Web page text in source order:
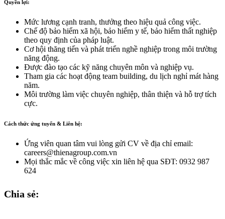
Quyền lợi:
Mức lương cạnh tranh, thưởng theo hiệu quả công việc.
Chế độ bảo hiểm xã hội, bảo hiểm y tế, bảo hiểm thất nghiệp
theo quy định của pháp luật.
Cơ hội thăng tiến và phát triển nghề nghiệp trong môi trường
năng động.
Được đào tạo các kỹ năng chuyên môn và nghiệp vụ.
Tham gia các hoạt động team building, du lịch nghỉ mát hàng
năm.
Môi trường làm việc chuyên nghiệp, thân thiện và hỗ trợ tích
cực.
Cách thức ứng tuyển & Liên hệ:
Ứng viên quan tâm vui lòng gửi CV về địa chỉ email:
careers@thienagroup.com.vn
Mọi thắc mắc về công việc xin liên hệ qua SĐT: 0932 987
624
Chia sẻ: